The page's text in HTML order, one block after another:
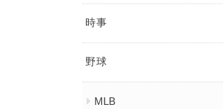
時事
野球
MLB